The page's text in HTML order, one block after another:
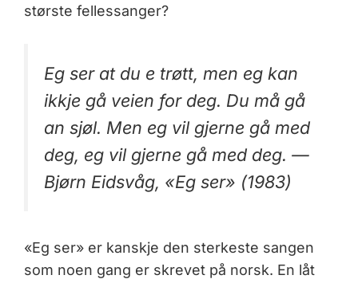
største fellessanger?
Eg ser at du e trøtt, men eg kan
ikkje gå veien for deg. Du må gå
an sjøl. Men eg vil gjerne gå med
deg, eg vil gjerne gå med deg. —
Bjørn Eidsvåg, «Eg ser» (1983)
«Eg ser» er kanskje den sterkeste sangen
som noen gang er skrevet på norsk. En låt